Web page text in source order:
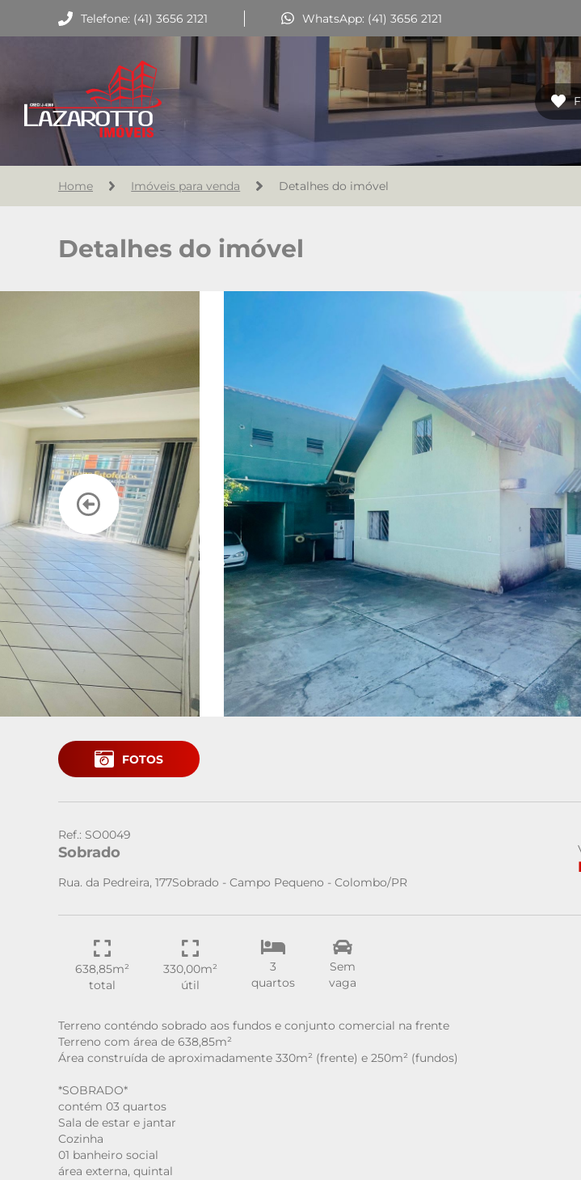
Telefone: (41) 3656 2121 WhatsApp: (41) 3656 2121
Home Imóveis para venda Detalhes do imóvel
Detalhes do imóvel
FOTOS
Ref.: SO0049
Sobrado
Rua. da Pedreira, 177Sobrado - Campo Pequeno - Colombo/PR
638,85m²
total
330,00m²
útil
3
quartos
Sem
vaga
Terreno conténdo sobrado aos fundos e conjunto comercial na frente
Terreno com área de 638,85m²
Área construída de aproximadamente 330m² (frente) e 250m² (fundos)
*SOBRADO*
contém 03 quartos
Sala de estar e jantar
Cozinha
01 banheiro social
área externa, quintal